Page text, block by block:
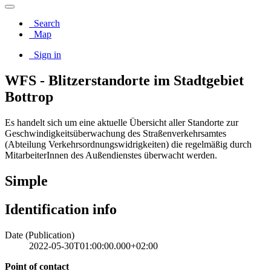
Search
Map
Sign in
WFS - Blitzerstandorte im Stadtgebiet
Bottrop
Es handelt sich um eine aktuelle Übersicht aller Standorte zur
Geschwindigkeitsüberwachung des Straßenverkehrsamtes
(Abteilung Verkehrsordnungswidrigkeiten) die regelmäßig durch
MitarbeiterInnen des Außendienstes überwacht werden.
Simple
Identification info
Date (Publication)
2022-05-30T01:00:00.000+02:00
Point of contact